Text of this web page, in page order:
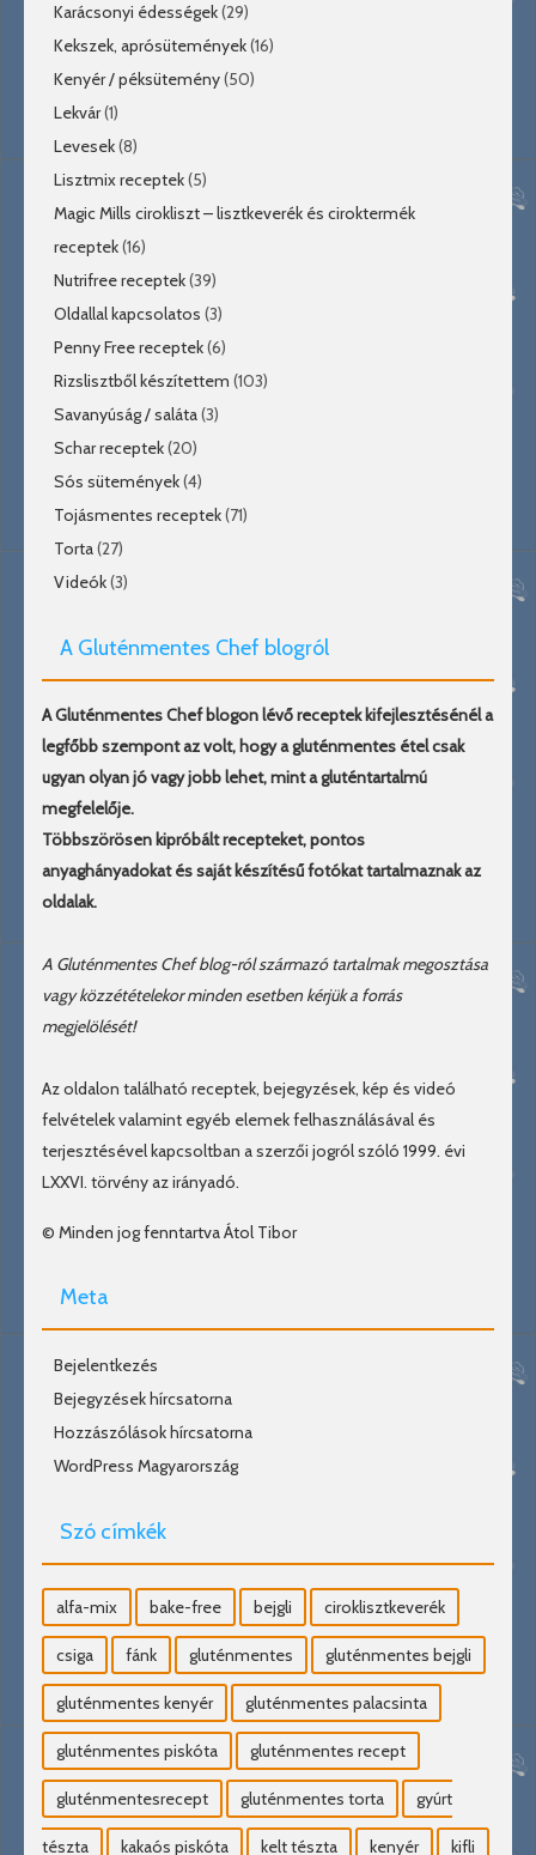
Karácsonyi édességek(29)
Kekszek, aprósütemények(16)
Kenyér / péksütemény(50)
Lekvár(1)
Levesek(8)
Lisztmix receptek(5)
Magic Mills cirokliszt – lisztkeverék és ciroktermék
receptek(16)
Nutrifree receptek(39)
Oldallal kapcsolatos (3)
Penny Free receptek(6)
Rizslisztből készítettem (103)
Savanyúság / saláta(3)
Schar receptek(20)
Sós sütemények(4)
Tojásmentes receptek(71)
Torta(27)
Videók(3)
A Gluténmentes Chef blogról
A Gluténmentes Chef blogon lévő receptek kifejlesztésénél a
legfőbb szempont az volt, hogy a gluténmentes étel csak
ugyan olyan jó vagy jobb lehet, mint a gluténtartalmú
megfelelője.
Többszörösen kipróbált recepteket, pontos
anyaghányadokat és saját készítésű fotókat tartalmaznak az
oldalak.
A Gluténmentes Chef blog-ról származó tartalmak megosztása
vagy közzétételekor minden esetben kérjük a forrás
megjelölését!
Az oldalon található receptek, bejegyzések, kép és videó
felvételek valamint egyéb elemek felhasználásával és
terjesztésével kapcsoltban a szerzői jogról szóló 1999. évi
LXXVI. törvény az irányadó.
© Minden jog fenntartva Átol Tibor
Meta
Bejelentkezés
Bejegyzések hírcsatorna
Hozzászólások hírcsatorna
WordPress Magyarország
Szó címkék
alfa-mix bake-free bejgli ciroklisztkeverék
csiga fánk gluténmentes gluténmentes bejgli
gluténmentes kenyér gluténmentes palacsinta
gluténmentes piskóta gluténmentes recept
gluténmentesrecept gluténmentes torta gyúrt
tészta kakaós piskóta kelt tészta kenyér kifli